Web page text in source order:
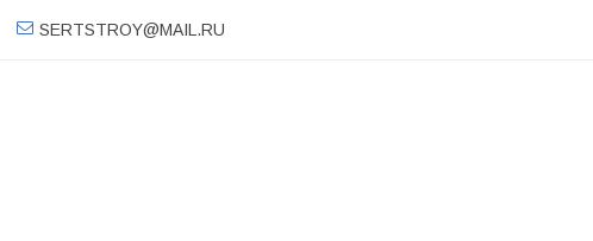
SERTSTROY@MAIL.RU